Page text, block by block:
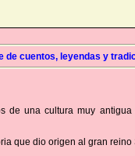
de cuentos, leyendas y
de una cultura muy
que dio origen al gran